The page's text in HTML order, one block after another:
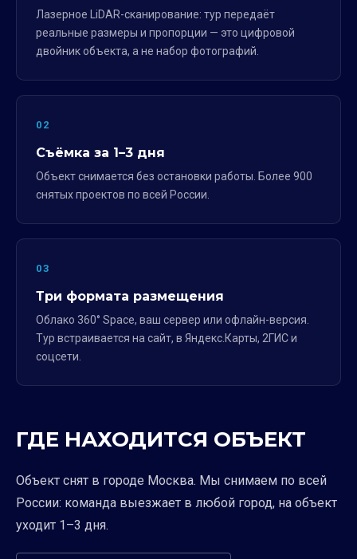
Лазерное LiDAR-сканирование: тур передаёт
реальные размеры и пропорции — это цифровой
двойник объекта, а не набор фотографий.
02
Съёмка за 1–3 дня
Объект снимается без остановки работы. Более 900
снятых проектов по всей России.
03
Три формата размещения
Облако 360° Space, ваш сервер или офлайн-версия.
Тур встраивается на сайт, в Яндекс.Карты, 2ГИС и
соцсети.
ГДЕ НАХОДИТСЯ ОБЪЕКТ
Объект снят в городе Москва. Мы снимаем по всей
России: команда выезжает в любой город, на объект
уходит 1–3 дня.